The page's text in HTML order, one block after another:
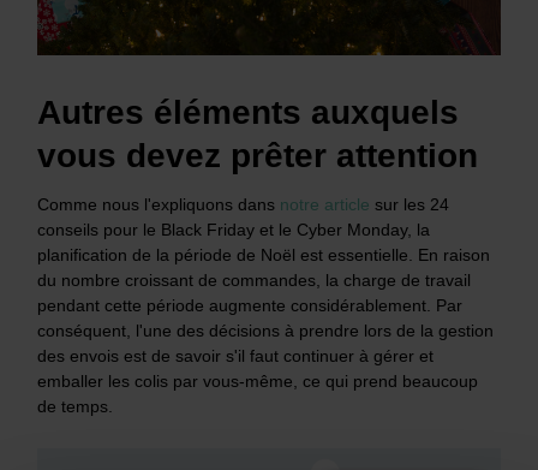
Autres éléments auxquels
vous devez prêter attention
Comme nous l'expliquons dans notre article sur les 24
conseils pour le Black Friday et le Cyber Monday, la
planification de la période de Noël est essentielle. En raison
du nombre croissant de commandes, la charge de travail
pendant cette période augmente considérablement. Par
conséquent, l'une des décisions à prendre lors de la gestion
des envois est de savoir s'il faut continuer à gérer et
emballer les colis par vous-même, ce qui prend beaucoup
de temps.